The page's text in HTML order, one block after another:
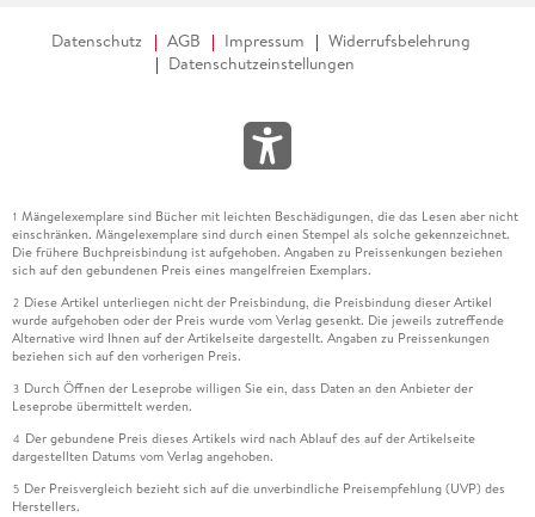
Datenschutz AGB Impressum
Widerrufsbelehrung
Datenschutzeinstellungen
1 Mängelexemplare sind Bücher mit leichten Beschädigungen, die das Lesen aber nicht
einschränken. Mängelexemplare sind durch einen Stempel als solche gekennzeichnet.
Die frühere Buchpreisbindung ist aufgehoben. Angaben zu Preissenkungen beziehen
sich auf den gebundenen Preis eines mangelfreien Exemplars.
2 Diese Artikel unterliegen nicht der Preisbindung, die Preisbindung dieser Artikel
wurde aufgehoben oder der Preis wurde vom Verlag gesenkt. Die jeweils zutreffende
Alternative wird Ihnen auf der Artikelseite dargestellt. Angaben zu Preissenkungen
beziehen sich auf den vorherigen Preis.
3 Durch Öffnen der Leseprobe willigen Sie ein, dass Daten an den Anbieter der
Leseprobe übermittelt werden.
4 Der gebundene Preis dieses Artikels wird nach Ablauf des auf der Artikelseite
dargestellten Datums vom Verlag angehoben.
5 Der Preisvergleich bezieht sich auf die unverbindliche Preisempfehlung (UVP) des
Herstellers.